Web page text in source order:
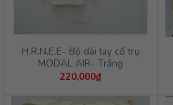
H.R.N.E.E- Bộ dài tay cổ trụ
MODAL AIR- Trắng
220,000₫